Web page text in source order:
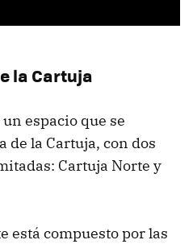
la Cartuja
espacio que se
de la Cartuja, con dos
Cartuja Norte y
está compuesto por las